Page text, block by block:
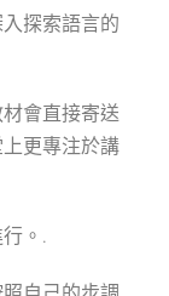
探索語言的
會直接寄送
更專注於講
。.